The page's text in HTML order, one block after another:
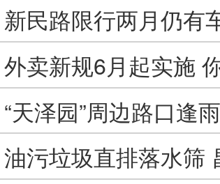
学安全底线
民路限行两月仍有
解限行缘由并给出绕
卖新规6月起实施
签”吗？
天泽园”周边路口逢
行难，多方权责拉
污垃圾直排落水筛